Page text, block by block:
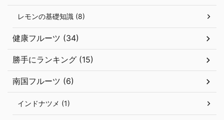
レモンの基礎知識 (8)
健康フルーツ (34)
勝手にランキング (15)
南国フルーツ (6)
インドナツメ (1)